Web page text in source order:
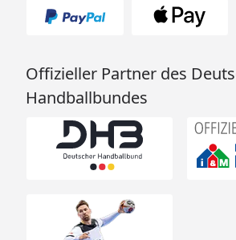
Offizieller Partner des
Handballbundes